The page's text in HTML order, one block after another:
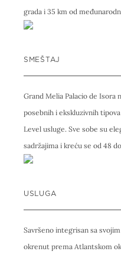
grada i 35 km od
SMEŠTAJ
Grand Melia Palacio de Isora
posebnih i ekskluzivnih
Level usluge. Sve sobe su
sadržajima i kreću se od 48
USLUGA
Savršeno integrisan sa
okrenut prema Atlantskom